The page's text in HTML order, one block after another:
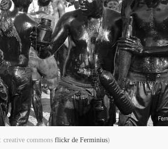
creative commons flickr de Ferminius)